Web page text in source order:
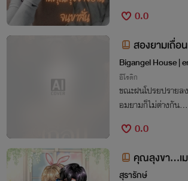
0.0
สองยามเถื่อน
Bigangel House |
อีโรติก
ขณะฝนโปรยปรายล
อมยามก็ไม่ต่างกัน...
0.0
คุณลุงขา...เ
สุรารักษ์